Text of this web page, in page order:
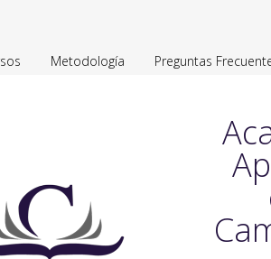
Metodología Preguntas